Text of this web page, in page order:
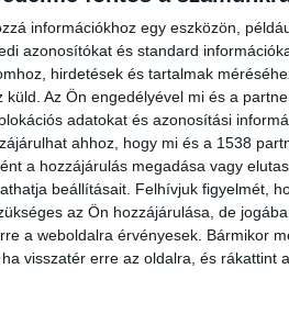
információkhoz egy eszközön,
azonosítókat és standard
hirdetések és tartalmak
Az Ön engedélyével mi és a
adatokat és azonosítási
ahhoz, hogy mi és a 1538
a hozzájárulás megadása vagy
beállításait. Felhívjuk figyelmét,
az Ön hozzájárulása, de
a weboldalra érvényesek. Bármikor
visszatér erre az oldalra, és rákattint
végignézték a hosszú
sőt az idős úr segítségért is